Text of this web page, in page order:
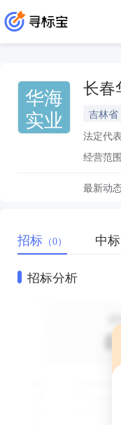
华海
实业
长春
吉林
法定代
经营范
最新动
招标 （0） 中标
招标分析